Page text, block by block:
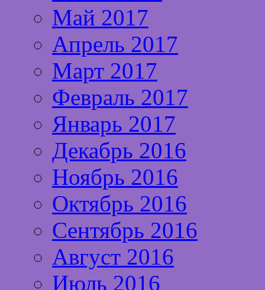
Май 2017
Апрель 2017
Март 2017
Февраль 2017
Январь 2017
Декабрь 2016
Ноябрь 2016
Октябрь 2016
Сентябрь 2016
Август 2016
Июль 2016